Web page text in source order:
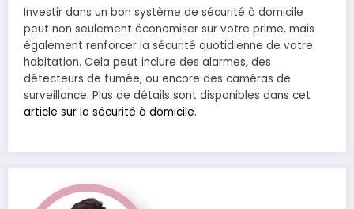
Investir dans un bon système de sécurité à domicile
peut non seulement économiser sur votre prime, mais
également renforcer la sécurité quotidienne de votre
habitation. Cela peut inclure des alarmes, des
détecteurs de fumée, ou encore des caméras de
surveillance. Plus de détails sont disponibles dans cet
article sur la sécurité à domicile.